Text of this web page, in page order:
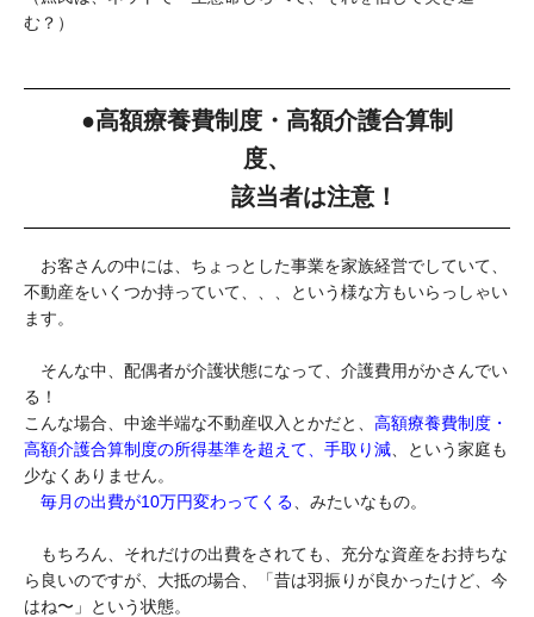
む？）
●高額療養費制度・高額介護合算制
度、
該当者は注意！
お客さんの中には、ちょっとした事業を家族経営でしていて、
不動産をいくつか持っていて、、、という様な方もいらっしゃい
ます。
そんな中、配偶者が介護状態になって、介護費用がかさんでい
る！
こんな場合、中途半端な不動産収入とかだと、 高額療養費制度・
高額介護合算制度の所得基準を超えて、手取り減 、という家庭も
少なくありません。
毎月の出費が10万円変わってくる 、みたいなもの。
もちろん、それだけの出費をされても、充分な資産をお持ちな
ら良いのですが、大抵の場合、「昔は羽振りが良かったけど、今
はね〜」という状態。